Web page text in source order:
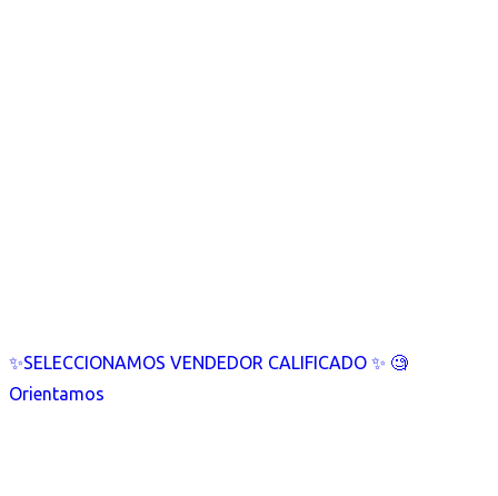
✨SELECCIONAMOS VENDEDOR CALIFICADO ✨ 🧐
Orientamos